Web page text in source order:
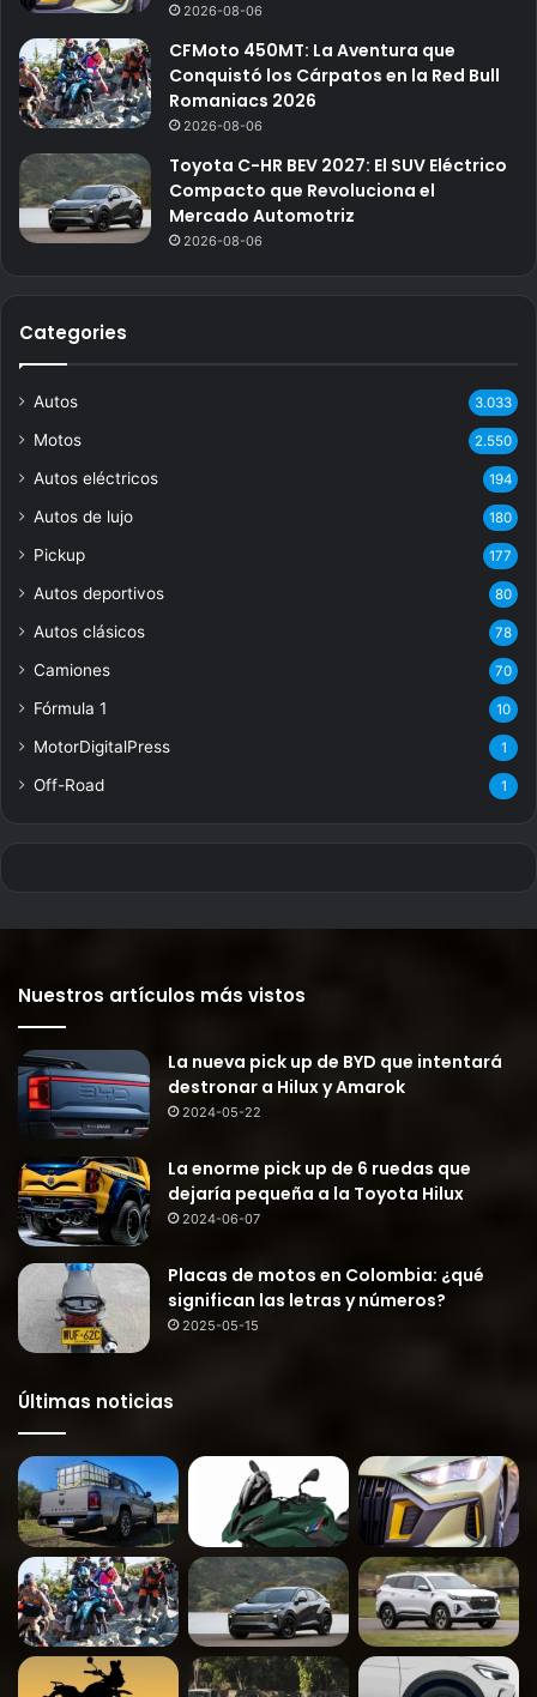
2026-08-06
CFMoto 450MT: La Aventura que
Conquistó los Cárpatos en la Red Bull
Romaniacs 2026
2026-08-06
Toyota C-HR BEV 2027: El SUV Eléctrico
Compacto que Revoluciona el
Mercado Automotriz
2026-08-06
Categories
Autos 3.033
Motos 2.550
Autos eléctricos 194
Autos de lujo 180
Pickup 177
Autos deportivos 80
Autos clásicos 78
Camiones 70
Fórmula 1 10
MotorDigitalPress 1
Off-Road 1
Nuestros artículos más vistos
La nueva pick up de BYD que intentará
destronar a Hilux y Amarok
2024-05-22
La enorme pick up de 6 ruedas que
dejaría pequeña a la Toyota Hilux
2024-06-07
Placas de motos en Colombia: ¿qué
significan las letras y números?
2025-05-15
Últimas noticias